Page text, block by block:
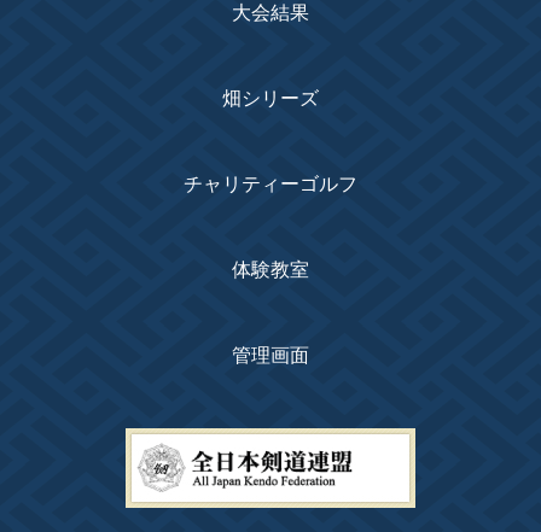
大会結果
畑シリーズ
チャリティーゴルフ
体験教室
管理画面